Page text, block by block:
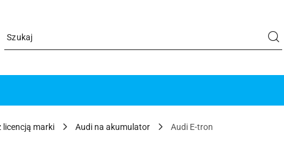
licencją marki Audi na akumulator Audi E-tron